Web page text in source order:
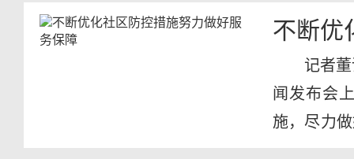
不断优
记者
闻发布会
施，尽力